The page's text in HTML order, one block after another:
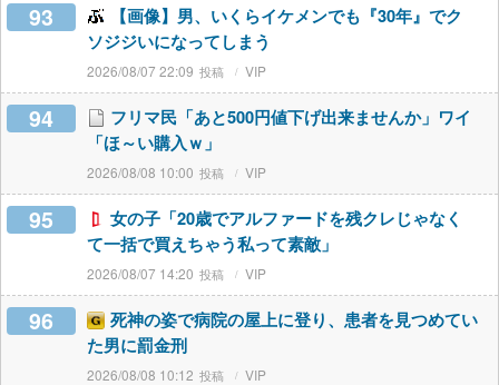
93
【画像】男、いくらイケメンでも『30年』でク
ソジジいになってしまう
2026/08/07 22:09 VIP
94
フリマ民「あと500円値下げ出来ませんか」ワイ
「ほ～い購入ｗ」
2026/08/08 10:00 VIP
95
女の子「20歳でアルファードを残クレじゃなく
て一括で買えちゃう私って素敵」
2026/08/07 14:20 VIP
96
死神の姿で病院の屋上に登り、患者を見つめてい
た男に罰金刑
2026/08/08 10:12 VIP